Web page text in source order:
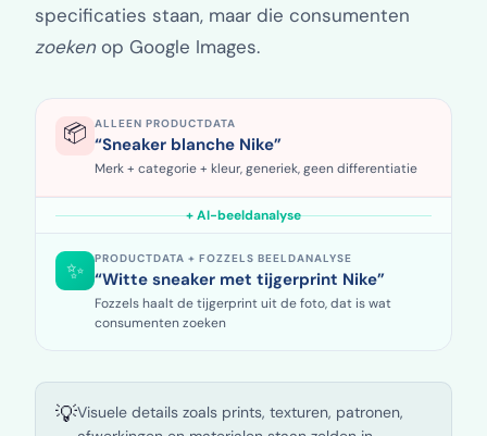
specificaties staan, maar die consumenten
zoekenop Google Images.
📦 ALLEEN PRODUCTDATA
“Sneaker blanche Nike”
Merk + categorie + kleur, generiek, geen differentiatie
+ AI-beeldanalyse
✨ PRODUCTDATA + FOZZELS BEELDANALYSE
“Witte sneaker met tijgerprint Nike”
Fozzels haalt de tijgerprint uit de foto, dat is wat
consumenten zoeken
💡Visuele details zoals prints, texturen, patronen,